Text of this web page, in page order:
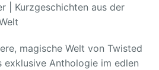
| Kurzgeschichten aus der
magische Welt von Twisted
exklusive Anthologie im edlen